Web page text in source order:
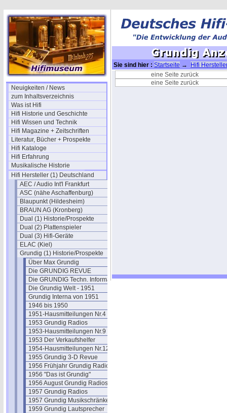
Neuigkeiten / News
zum Inhaltsverzeichnis
Was ist Hifi
Hifi Historie und Geschichte
Hifi Wissen und Technik
Hifi Magazine + Zeitschriften
Literatur, Bücher + Prospekte
Hifi Kataloge
Hifi Erfahrung
Musikalische Historie
Hifi Hersteller (1) Deutschland
AEC / Audio Int'l Frankfurt
ASC (nähe Aschaffenburg)
Blaupunkt (Hildesheim)
BRAUN AG (Kronberg)
Dual (1) Historie/Prospekte
Dual (2) Plattenspieler
Dual (3) Hifi-Geräte
ELAC (Kiel)
Grundig (1) Historie/Prospekte
Über Max Grundig
Die GRUNDIG REVUE
Die GRUNDIG Techn. Information
Die Grundig Welt - 1951
Grundig Interna von 1951
1946 bis 1950
1951-Hausmitteilungen Nr.4
1953 Grundig Radios
1953-Hausmitteilungen Nr.9
1953 Der Verkaufshelfer
1954-Hausmitteilungen Nr.12
1955 Grundig 3-D Revue
1956 Frühjahr Grundig Radios
1956 "Das ist Grundig"
1956 August Grundig Radios
1957 Grundig Radios
1957 Grundig Musikschränke
1959 Grundig Lautsprecher
Sie sind hier : Startseite →
Hifi
Anzeigen 1981eine Seite zurück
eine Seite zurück